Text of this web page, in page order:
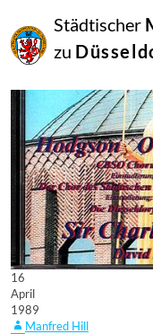
Städtischer
zu
16
April
1989
Manfred Hill